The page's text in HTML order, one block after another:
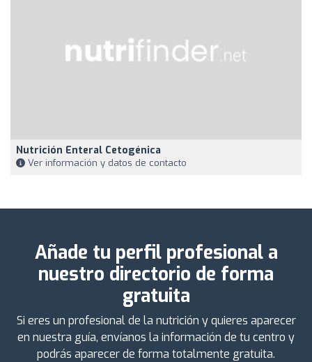
Nutrición Enteral Cetogénica
Ver información y datos de contacto
Añade tu perfil profesional a
nuestro directorio de forma
gratuita
Si eres un profesional de la nutrición y quieres aparecer
en nuestra guía, envíanos la información de tu centro y
podrás aparecer de forma totalmente gratuita.